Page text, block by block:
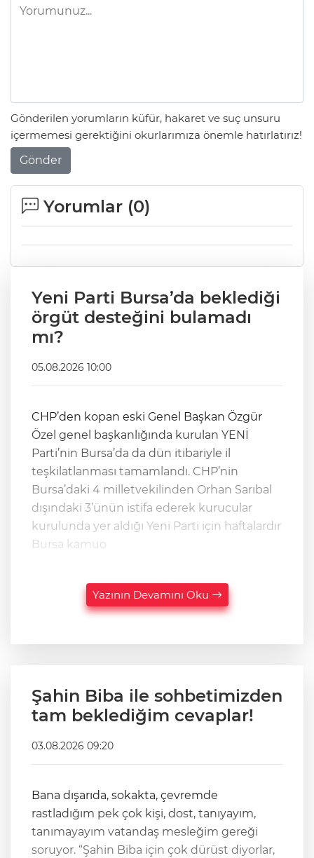
Gönderilen yorumların küfür, hakaret ve suç unsuru
içermemesi gerektiğini okurlarımıza önemle hatırlatırız!
Gönder
Yorumlar (0)
Yeni Parti Bursa’da beklediği
örgüt desteğini bulamadı
mı?
05.08.2026 10:00
CHP’den kopan eski Genel Başkan Özgür
Özel genel başkanlığında kurulan YENİ
Parti’nin Bursa’da da dün itibariyle il
teşkilatlanması tamamlandı. CHP’nin
Bursa’daki 4 milletvekilinden Orhan Sarıbal
dışındaki 3’ünün istifa ederek kurucular
kurulunda yer aldığı Yeni Parti için haftalardır
Bursa kamuo
Yazının Devamını Oku
Şahin Biba ile sohbetimizden
tam beklediğim cevaplar!
03.08.2026 09:20
Bana dışarıda, sokakta, çevremde
rastladığım pek çok kişi, dost, tanıyayım,
tanımayayım vatandaş mesleğim gereği
soruyor. “Şahin Biba için çok dürüst diyorlar,